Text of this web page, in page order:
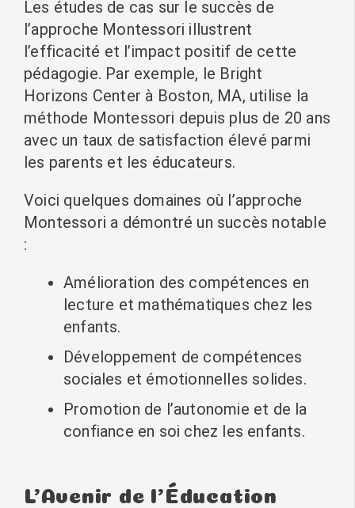
Les études de cas sur le succès de
l’approche Montessori illustrent
l’efficacité et l’impact positif de cette
pédagogie. Par exemple, le Bright
Horizons Center à Boston, MA, utilise la
méthode Montessori depuis plus de 20 ans
avec un taux de satisfaction élevé parmi
les parents et les éducateurs.
Voici quelques domaines où l’approche
Montessori a démontré un succès notable
:
Amélioration des compétences en
lecture et mathématiques chez les
enfants.
Développement de compétences
sociales et émotionnelles solides.
Promotion de l’autonomie et de la
confiance en soi chez les enfants.
L’Avenir de l’Éducation